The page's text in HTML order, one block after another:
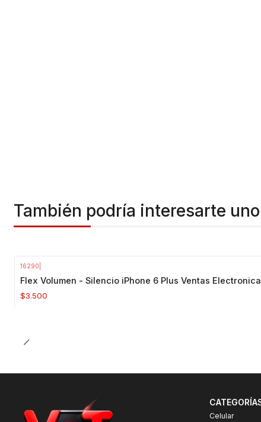
También podría interesarte
16290
Flex Volumen - Silencio iPhone 6 Plus Ventas
$3.500
Celular